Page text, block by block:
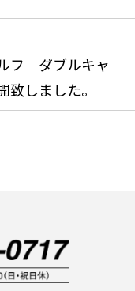
フ ダブルキャ
しました。